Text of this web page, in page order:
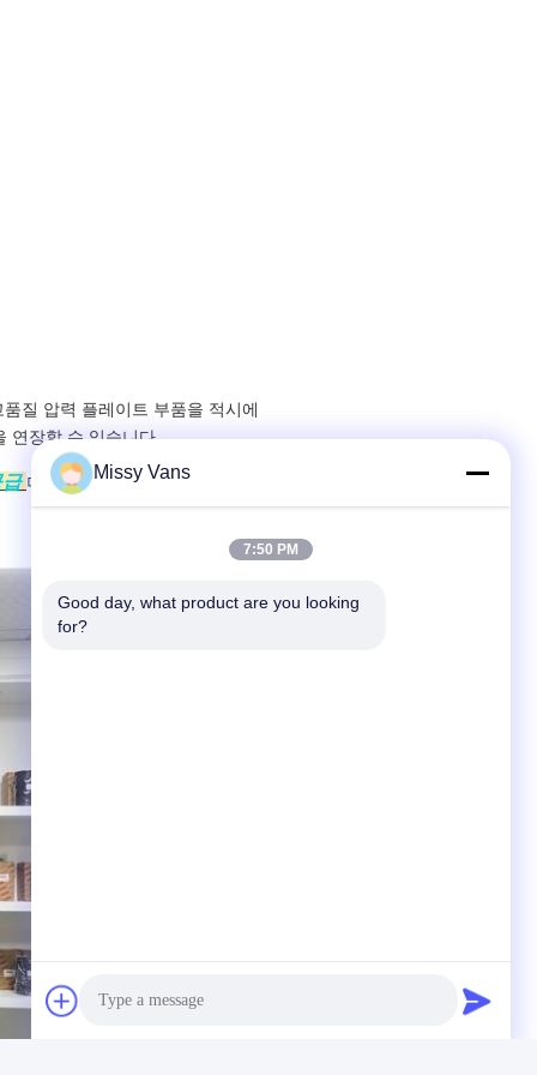
질 압력 플레이트 부품을 적시에
연장할 수 있습니다.
더 많은 일치하는 모델 사양 및
Missy Vans
7:50 PM
Good day, what product are you looking
for?